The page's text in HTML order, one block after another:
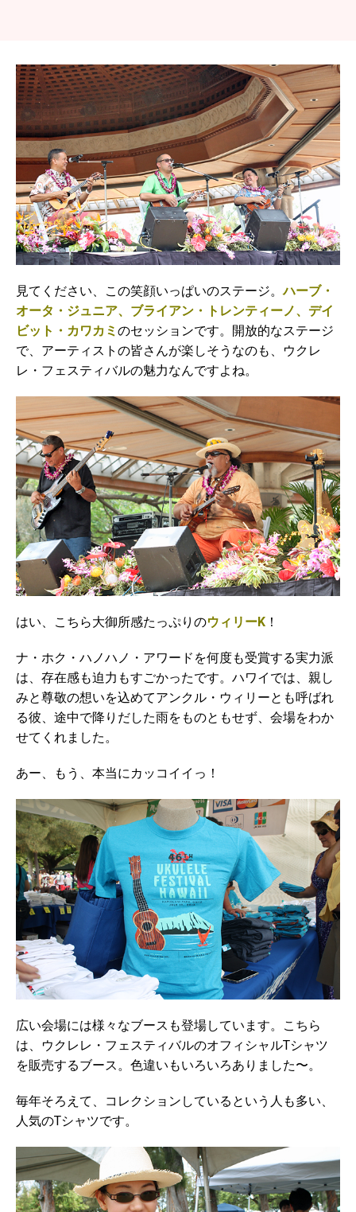
見てください、この笑顔いっぱいのステージ。ハーブ・
オータ・ジュニア、ブライアン・トレンティーノ、デイ
ビット・カワカミ のセッションです。開放的なステージ
で、アーティストの皆さんが楽しそうなのも、ウクレ
レ・フェスティバルの魅力なんですよね。
はい、こちら大御所感たっぷりのウィリーK ！
ナ・ホク・ハノハノ・アワードを何度も受賞する実力派
は、存在感も迫力もすごかったです。ハワイでは、親し
みと尊敬の想いを込めてアンクル・ウィリーとも呼ばれ
る彼、途中で降りだした雨をものともせず、会場をわか
せてくれました。
あー、もう、本当にカッコイイっ！
広い会場には様々なブースも登場しています。こちら
は、ウクレレ・フェスティバルのオフィシャルTシャツ
を販売するブース。色違いもいろいろありました〜。
毎年そろえて、コレクションしているという人も多い、
人気のTシャツです。